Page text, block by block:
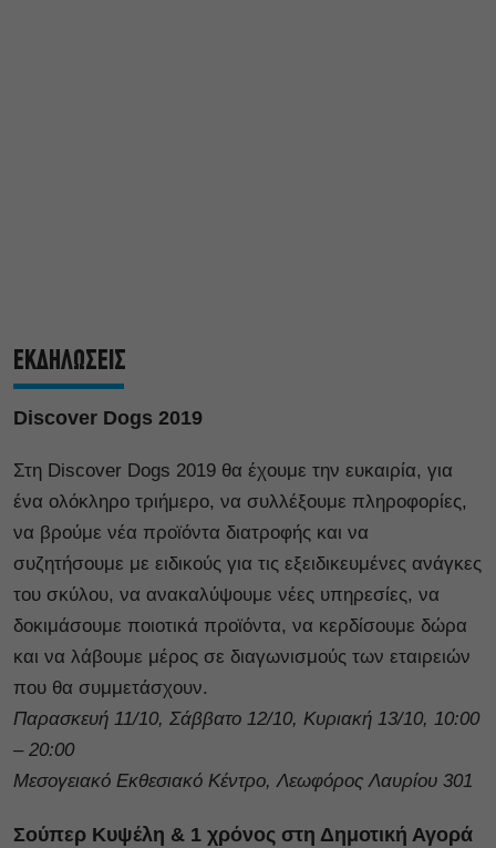
ΕΚΔΗΛΩΣΕΙΣ
Discover Dogs 2019
Στη Discover Dogs 2019 θα έχουμε την ευκαιρία, για
ένα ολόκληρο τριήμερο, να συλλέξουμε πληροφορίες,
να βρούμε νέα προϊόντα διατροφής και να
συζητήσουμε με ειδικούς για τις εξειδικευμένες ανάγκες
του σκύλου, να ανακαλύψουμε νέες υπηρεσίες, να
δοκιμάσουμε ποιοτικά προϊόντα, να κερδίσουμε δώρα
και να λάβουμε μέρος σε διαγωνισμούς των εταιρειών
που θα συμμετάσχουν.
Παρασκευή 11/10, Σάββατο 12/10, Κυριακή 13/10, 10:00
– 20:00
Μεσογειακό Εκθεσιακό Κέντρο, Λεωφόρος Λαυρίου 301
Σούπερ Κυψέλη & 1 χρόνος στη Δημοτική Αγορά